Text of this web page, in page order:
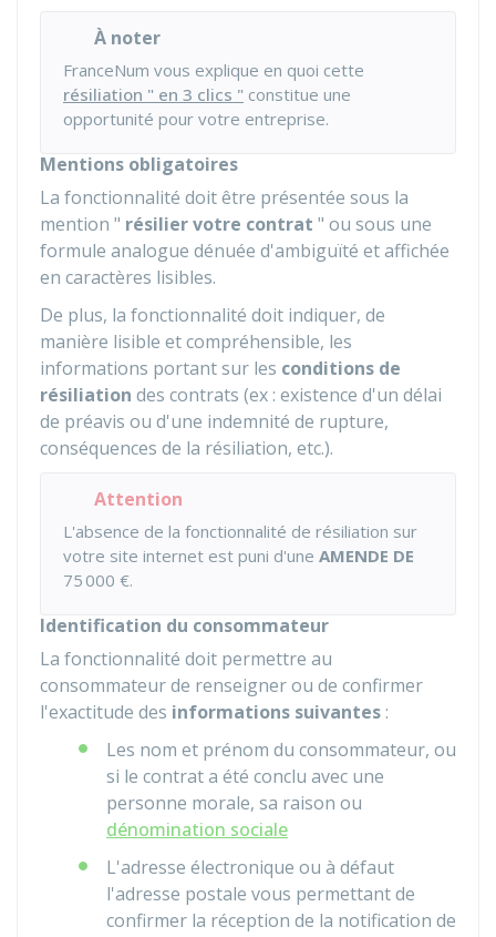
À noter
FranceNum vous explique en quoi cette
résiliation " en 3 clics " constitue une
opportunité pour votre entreprise.
Mentions obligatoires
La fonctionnalité doit être présentée sous la
mention " résilier votre contrat " ou sous une
formule analogue dénuée d'ambiguïté et affichée
en caractères lisibles.
De plus, la fonctionnalité doit indiquer, de
manière lisible et compréhensible, les
informations portant sur les conditions de
résiliation des contrats (ex : existence d'un délai
de préavis ou d'une indemnité de rupture,
conséquences de la résiliation, etc.).
Attention
L'absence de la fonctionnalité de résiliation sur
votre site internet est puni d'une AMENDE DE
75 000 €.
Identification du consommateur
La fonctionnalité doit permettre au
consommateur de renseigner ou de confirmer
l'exactitude des informations suivantes :
Les nom et prénom du consommateur, ou
si le contrat a été conclu avec une
personne morale, sa raison ou
dénomination sociale
L'adresse électronique ou à défaut
l'adresse postale vous permettant de
confirmer la réception de la notification de